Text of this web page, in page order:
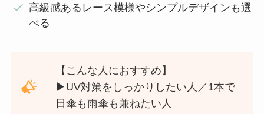
高級感あるレース模様やシンプルデザインも選
べる
【こんな人におすすめ】
▶︎UV対策をしっかりしたい人／1本で
日傘も雨傘も兼ねたい人